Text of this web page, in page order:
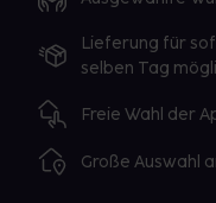
Lieferung für
selben Tag
Freie Wahl der
Große Auswahl